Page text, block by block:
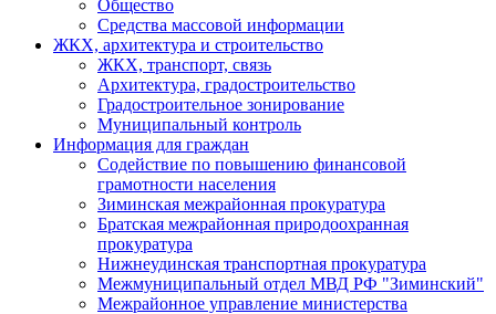
Общество
Средства массовой информации
ЖКХ, архитектура и строительство
ЖКХ, транспорт, связь
Архитектура, градостроительство
Градостроительное зонирование
Муниципальный контроль
Информация для граждан
Содействие по повышению финансовой
грамотности населения
Зиминская межрайонная прокуратура
Братская межрайонная природоохранная
прокуратура
Нижнеудинская транспортная прокуратура
Межмуниципальный отдел МВД РФ "Зиминский"
Межрайонное управление министерства